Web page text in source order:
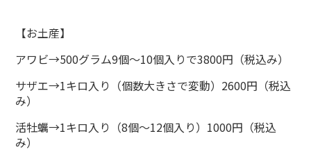
【お土産】
アワビ→500グラム9個～10個入りで3800円（税込み）
サザエ→1キロ入り（個数大きさで変動）2600円（税込
み）
活牡蠣→1キロ入り（8個～12個入り）1000円（税込
み）